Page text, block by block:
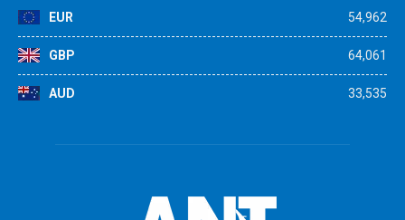
EUR 54,962
GBP 64,061
AUD 33,535